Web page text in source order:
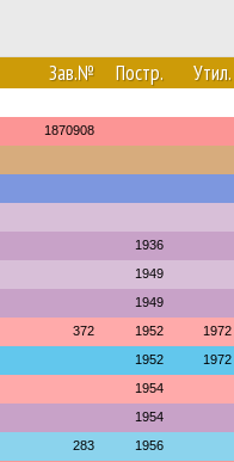
Зав.№ Постр. Утил.
1870908
1936
1949
1949
372 1952 1972
1952 1972
1954
1954
283 1956